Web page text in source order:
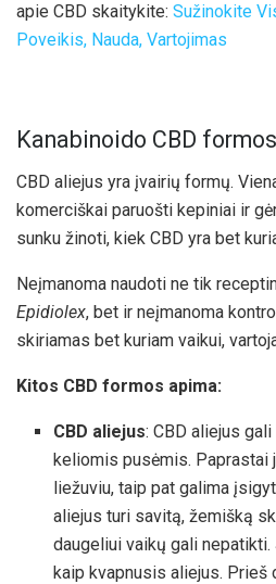
apie CBD skaitykite: Sužinokite
Poveikis, Nauda, Vartojimas
Kanabinoido CBD formos
CBD aliejus yra įvairių formų.
komerciškai paruošti kepiniai ir
sunku žinoti, kiek CBD yra bet
Neįmanoma naudoti ne tik
Epidiolex, bet ir neįmanoma
skiriamas bet kuriam vaikui,
Kitos CBD formos apima:
CBD aliejus: CBD aliejus
keliomis pusėmis.
liežuviu, taip pat galima
aliejus turi savitą, žemišką
daugeliui vaikų gali
kaip kvapnusis aliejus. Prieš